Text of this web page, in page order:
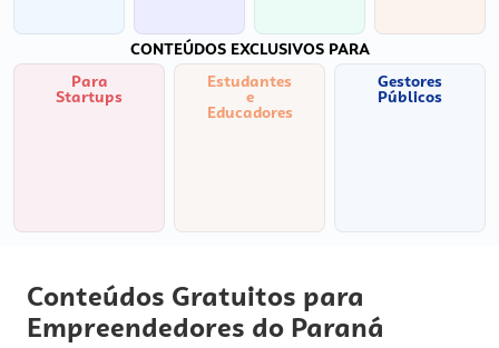
CONTEÚDOS EXCLUSIVOS PARA
Para
Startups
Estudantes
e
Educadores
Gestores
Públicos
Conteúdos Gratuitos para
Empreendedores do Paraná